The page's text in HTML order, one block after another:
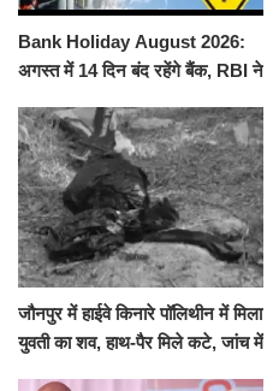
Bank Holiday August 2026:
अगस्त में 14 दिन बंद रहेंगे बैंक, RBI ने
जौनपुर में हाईवे किनारे पॉलिथीन में मिला
युवती का शव, हाथ-पैर मिले कटे, जांच में